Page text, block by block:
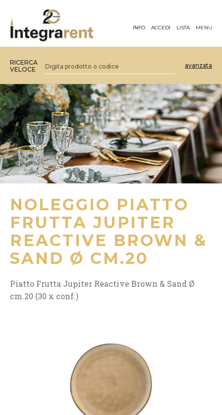
INFO ACCEDI LISTA MENU
RICERCA
VELOCE
avanzata
NOLEGGIO PIATTO
FRUTTA JUPITER
REACTIVE BROWN &
SAND Ø CM.20
Piatto Frutta Jupiter Reactive Brown & Sand Ø
cm.20 (30 x conf.)